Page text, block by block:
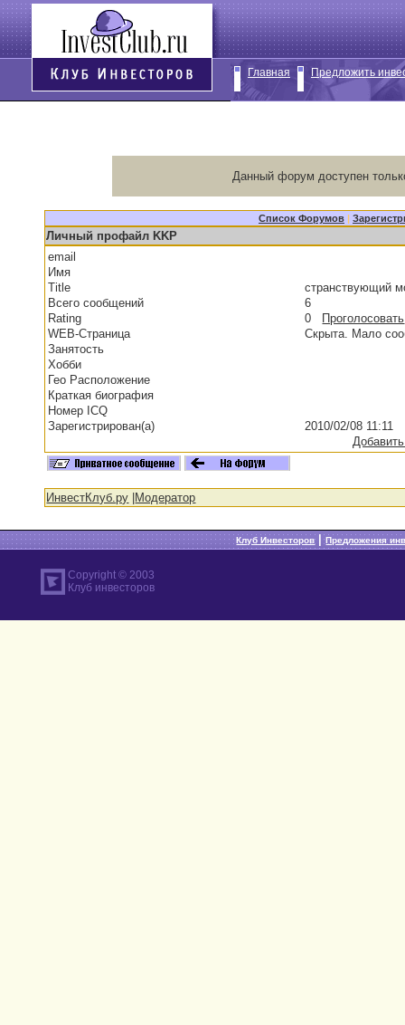
Главная Предложить
Данный форум доступен
Список Форумов |
Личный профайл KKP
email
Имя
Title
странствующий
Всего сообщений
6
Rating
0 Проголосовать
WEB-Страница
Скрыта. Мало
Занятость
Хобби
Гео Расположение
Краткая биография
Номер ICQ
Зарегистрирован(а)
2010/02/08 11:11
ИнвестКлуб.ру Модератор
Клуб Инвесторов|Предложения
Copyright © 2003
Клуб инвесторов